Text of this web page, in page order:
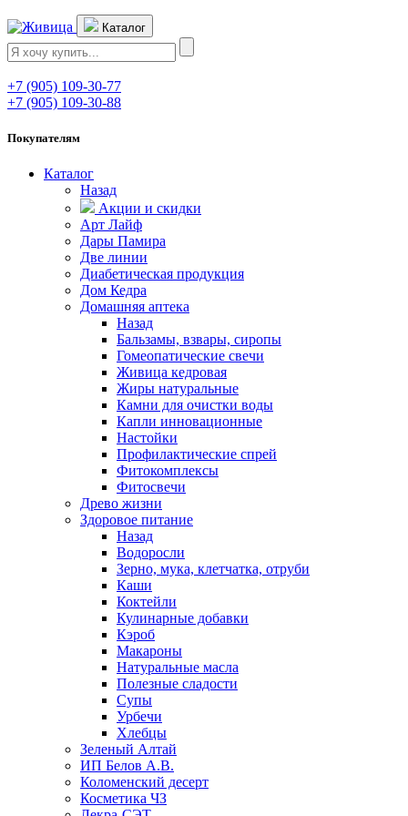
Каталог
+7 (905) 109-30-77
+7 (905) 109-30-88
Покупателям
Каталог
Назад
Акции и скидки
Арт Лайф
Дары Памира
Две линии
Диабетическая продукция
Дом Кедра
Домашняя аптека
Назад
Бальзамы, взвары, сиропы
Гомеопатические свечи
Живица кедровая
Жиры натуральные
Камни для очистки воды
Капли инновационные
Настойки
Профилактические спрей
Фитокомплексы
Фитосвечи
Древо жизни
Здоровое питание
Назад
Водоросли
Зерно, мука, клетчатка, отруби
Каши
Коктейли
Кулинарные добавки
Кэроб
Макароны
Натуральные масла
Полезные сладости
Супы
Урбечи
Хлебцы
Зеленый Алтай
ИП Белов А.В.
Коломенский десерт
Косметика ЧЗ